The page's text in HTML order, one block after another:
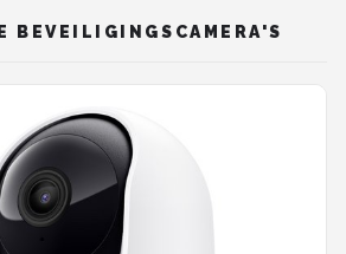
BEVEILIGINGSCAMERA'S